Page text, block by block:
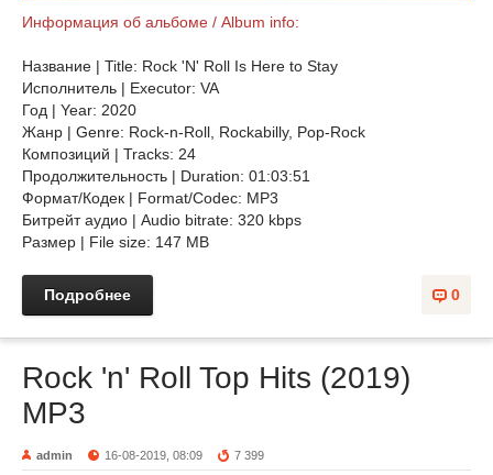
Информация об альбоме / Album info:
Название | Title: Rock 'N' Roll Is Here to Stay
Исполнитель | Executor: VA
Год | Year: 2020
Жанр | Genre: Rock-n-Roll, Rockabilly, Pop-Rock
Композиций | Tracks: 24
Продолжительность | Duration: 01:03:51
Формат/Кодек | Format/Codec: MP3
Битрейт аудио | Audio bitrate: 320 kbps
Размер | File size: 147 MB
0
Подробнее
Rock 'n' Roll Top Hits (2019)
MP3
admin 16-08-2019, 08:09 7 399